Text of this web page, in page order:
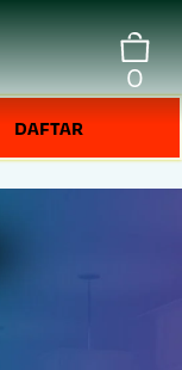
0
DAFTAR